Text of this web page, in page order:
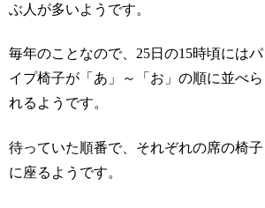
ぶ人が多いようです。
毎年のことなので、25日の15時頃にはパ
イプ椅子が「あ」～「お」の順に並べら
れるようです。
待っていた順番で、それぞれの席の椅子
に座るようです。